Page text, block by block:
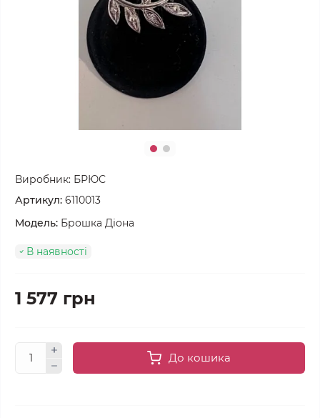
Виробник: БРЮС
Артикул: 6110013
Модель: Брошка Діона
В наявності
1 577 грн
До кошика